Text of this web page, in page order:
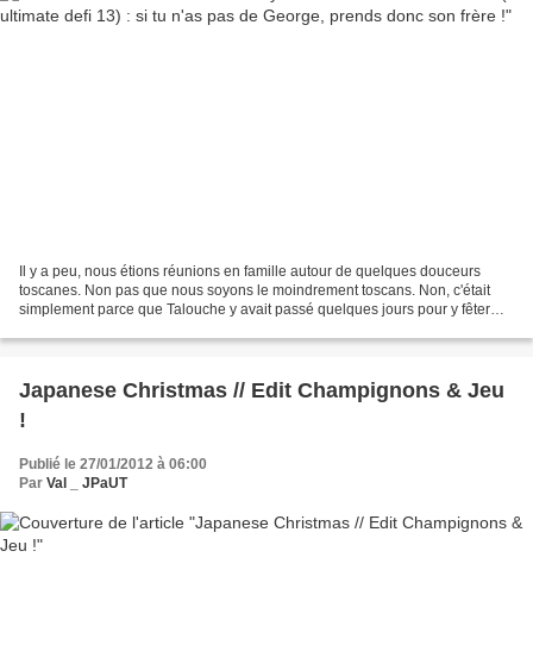
Il y a peu, nous étions réunions en famille autour de quelques douceurs
toscanes. Non pas que nous soyons le moindrement toscans. Non, c'était
simplement parce que Talouche y avait passé quelques jours pour y fêter
Japanese Christmas // Edit Champignons & Jeu
!
Publié le 27/01/2012 à 06:00
Par Val _ JPaUT